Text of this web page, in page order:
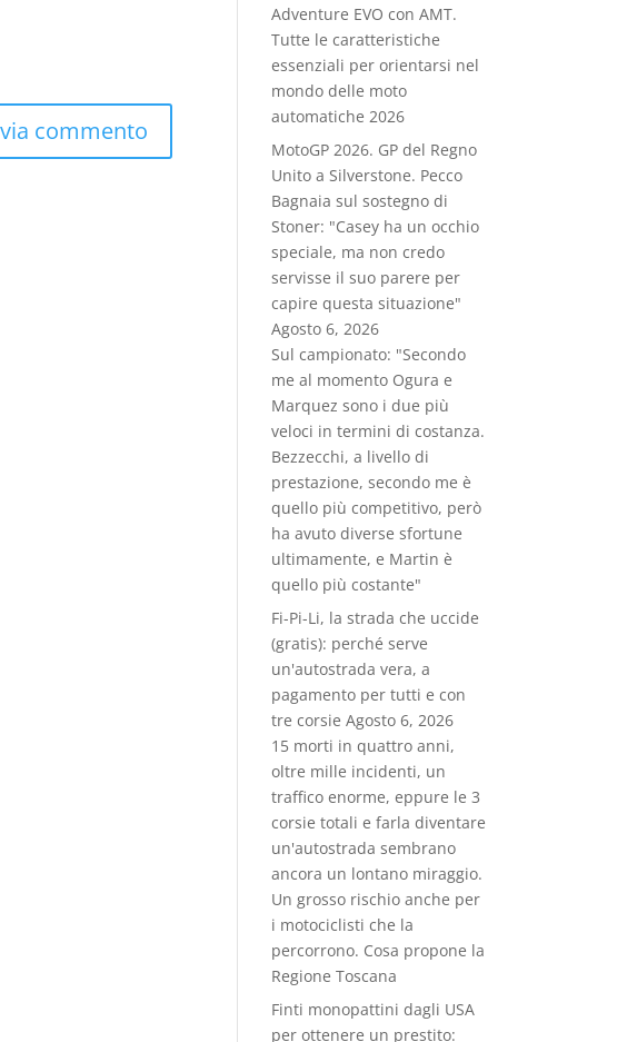
Adventure EVO con AMT.
Tutte le caratteristiche
essenziali per orientarsi nel
mondo delle moto
automatiche 2026
MotoGP 2026. GP del Regno
Unito a Silverstone. Pecco
Bagnaia sul sostegno di
Stoner: "Casey ha un occhio
speciale, ma non credo
servisse il suo parere per
capire questa situazione"
Agosto 6, 2026
Sul campionato: "Secondo
me al momento Ogura e
Marquez sono i due più
veloci in termini di costanza.
Bezzecchi, a livello di
prestazione, secondo me è
quello più competitivo, però
ha avuto diverse sfortune
ultimamente, e Martin è
quello più costante"
Fi-Pi-Li, la strada che uccide
(gratis): perché serve
un'autostrada vera, a
pagamento per tutti e con
tre corsie Agosto 6, 2026
15 morti in quattro anni,
oltre mille incidenti, un
traffico enorme, eppure le 3
corsie totali e farla diventare
un'autostrada sembrano
ancora un lontano miraggio.
Un grosso rischio anche per
i motociclisti che la
percorrono. Cosa propone la
Regione Toscana
Finti monopattini dagli USA
per ottenere un prestito: